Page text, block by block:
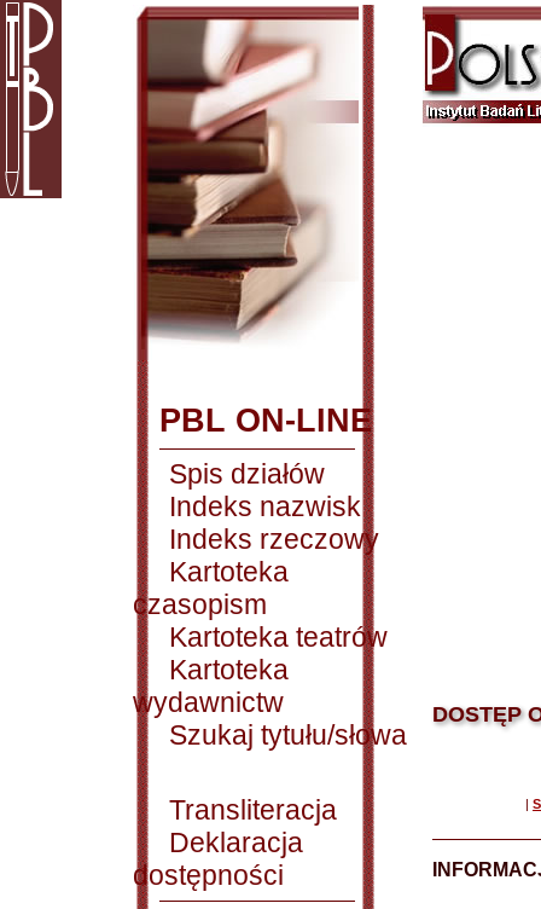
PBL ON-LINE
Spis działów
Indeks nazwisk
Indeks rzeczowy
Kartoteka
czasopism
Kartoteka teatrów
Kartoteka
wydawnictw
Szukaj tytułu/słowa
Transliteracja
Deklaracja
dostępności
DOSTĘP
|